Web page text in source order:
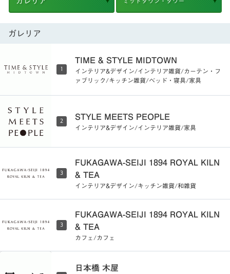
ガレリア
1
TIME & STYLE MIDTOWN
インテリア&デザイン/インテリア雑貨/カーテン・フ
ァブリック/キッチン雑貨/ベッド・寝具/家具
2
STYLE MEETS PEOPLE
インテリア&デザイン/インテリア雑貨/家具
3
FUKAGAWA-SEIJI 1894 ROYAL KILN
& TEA
インテリア&デザイン/キッチン雑貨/和雑貨
3
FUKAGAWA-SEIJI 1894 ROYAL KILN
& TEA
カフェ/カフェ
日本橋 木屋